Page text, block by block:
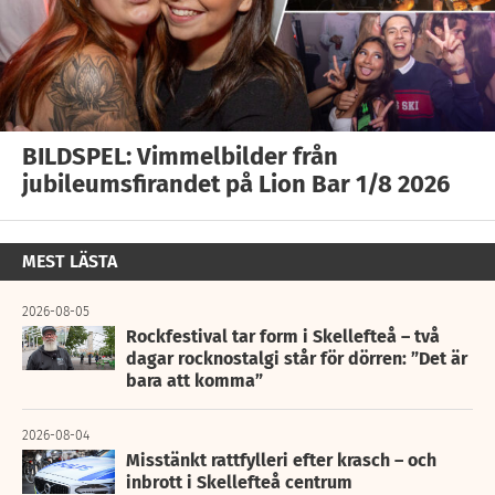
BILDSPEL: Vimmelbilder från
jubileumsfirandet på Lion Bar 1/8 2026
MEST LÄSTA
2026-08-05
Rockfestival tar form i Skellefteå – två
dagar rocknostalgi står för dörren: ”Det är
bara att komma”
2026-08-04
Misstänkt rattfylleri efter krasch – och
inbrott i Skellefteå centrum